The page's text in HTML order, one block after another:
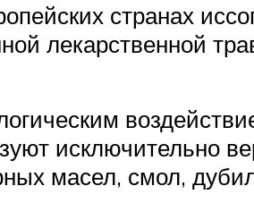
странах
лекарственной
исключительно
масел, смол,